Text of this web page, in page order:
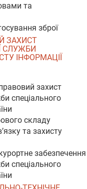
та
зброї
ЗАХИСТ
СЛУЖБИ
ІНФОРМАЦІЇ
захист
спеціального
складу
та захисту
забезпечення
спеціального